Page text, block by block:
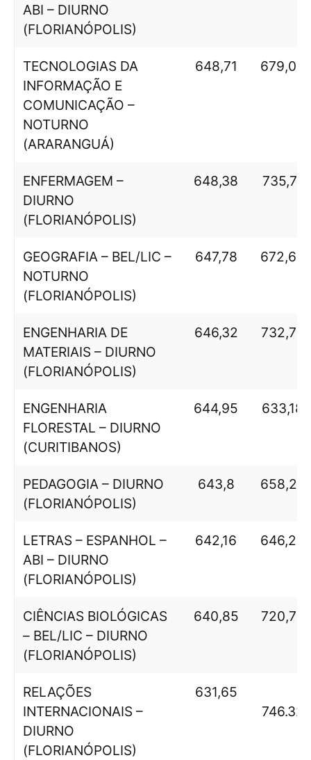
ABI – DIURNO
(FLORIANÓPOLIS)
TECNOLOGIAS DA
INFORMAÇÃO E
COMUNICAÇÃO –
NOTURNO
(ARARANGUÁ)
648,71 679,02
ENFERMAGEM –
DIURNO
(FLORIANÓPOLIS)
648,38 735,71
GEOGRAFIA – BEL/LIC –
NOTURNO
(FLORIANÓPOLIS)
647,78 672,62
ENGENHARIA DE
MATERIAIS – DIURNO
(FLORIANÓPOLIS)
646,32 732,76
ENGENHARIA
FLORESTAL – DIURNO
(CURITIBANOS)
644,95 633,18
PEDAGOGIA – DIURNO
(FLORIANÓPOLIS)
643,8 658,22
LETRAS – ESPANHOL –
ABI – DIURNO
(FLORIANÓPOLIS)
642,16 646,24
CIÊNCIAS BIOLÓGICAS
– BEL/LIC – DIURNO
(FLORIANÓPOLIS)
640,85 720,76
RELAÇÕES
INTERNACIONAIS –
DIURNO
(FLORIANÓPOLIS)
631,65
746.32